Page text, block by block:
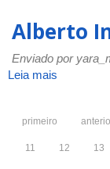
de
Santos
Alberto
Enviado por
Leia mais
Marquez
primeiro
11 12 13